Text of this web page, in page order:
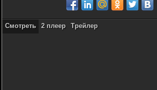
Смотреть 2 плеер Трейлер